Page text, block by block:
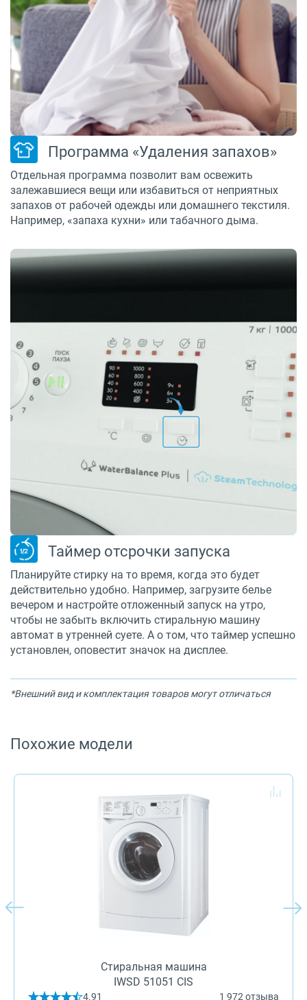
Программа «Удаления запахов»
Отдельная программа позволит вам освежить
залежавшиеся вещи или избавиться от неприятных
запахов от рабочей одежды или домашнего текстиля.
Например, «запаха кухни» или табачного дыма.
Таймер отсрочки запуска
Планируйте стирку на то время, когда это будет
действительно удобно. Например, загрузите белье
вечером и настройте отложенный запуск на утро,
чтобы не забыть включить стиральную машину
автомат в утренней суете. А о том, что таймер успешно
установлен, оповестит значок на дисплее.
*Внешний вид и комплектация товаров могут отличаться
Похожие модели
Стиральная машина
IWSD 51051 CIS
4.91 1 972 отзыва